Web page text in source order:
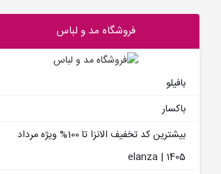
فروشگاه مد و لباس
بافیلو
باکسار
بیشترین کد تخفیف الانزا تا 100% ویژه مرداد
1405 | elanza